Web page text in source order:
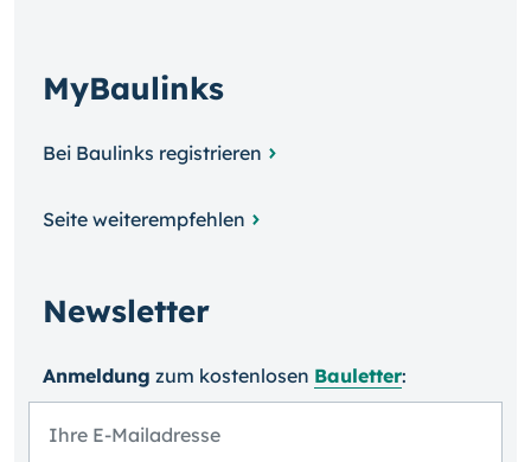
MyBaulinks
Bei Baulinks registrieren
Seite weiterempfehlen
Newsletter
Anmeldung zum kosten­losen Bauletter: